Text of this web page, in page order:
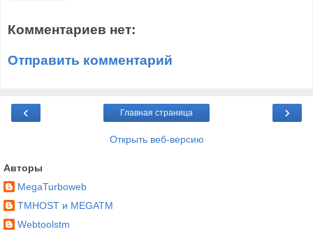
Комментариев нет:
Отправить комментарий
‹ ›
Главная страница
Открыть веб-версию
Авторы
MegaTurboweb
TMHOST и MEGATM
Webtoolstm